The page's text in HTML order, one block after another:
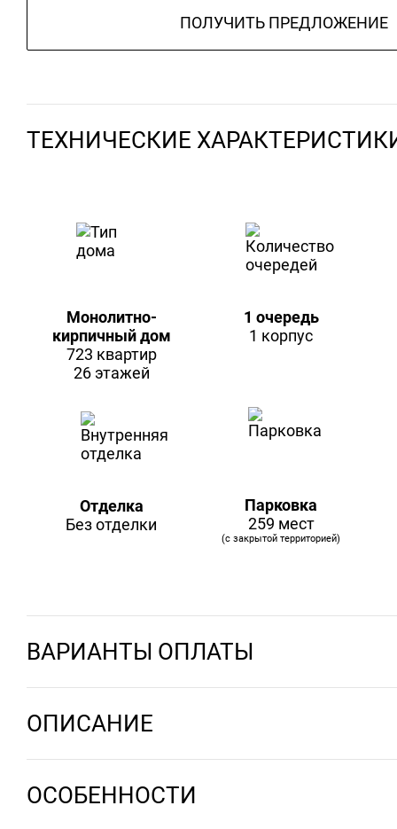
ПОЛУЧИТЬ ПРЕДЛОЖЕНИЕ
ТЕХНИЧЕСКИЕ
Монолитно-
кирпичный дом
723 квартир
26 этажей
1 очередь
1 корпус
Отделка
Без отделки
Парковка
259 мест
(с закрытой территорией)
ВАРИАНТЫ ОПЛАТЫ
ОПИСАНИЕ
ОСОБЕННОСТИ